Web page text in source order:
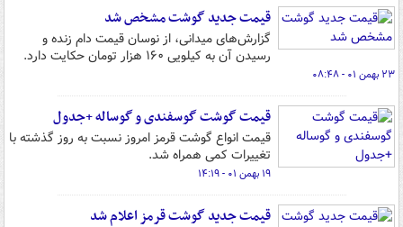
قیمت جدید گوشت مشخص شد
گزارش‌های میدانی، از نوسان قیمت دام زنده و
رسیدن آن به کیلویی ۱۶۰ هزار تومان حکایت دارد.
۲۳ بهمن ۰۱ - ۰۸:۴۸
قیمت گوشت گوسفندی و گوساله +جدول
قیمت انواع گوشت قرمز امروز نسبت به روز گذشته با
تغییرات کمی همراه شد.
۱۹ بهمن ۰۱ - ۱۴:۱۹
قیمت جدید گوشت قرمز اعلام شد